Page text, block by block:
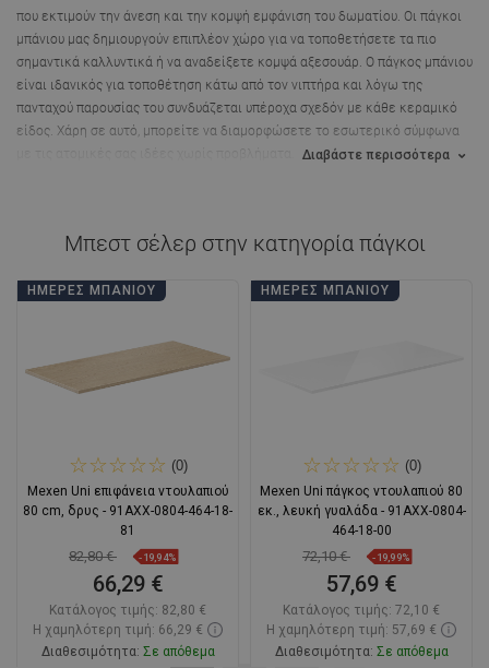
που εκτιμούν την άνεση και την κομψή εμφάνιση του δωματίου. Οι πάγκοι
μπάνιου μας δημιουργούν επιπλέον χώρο για να τοποθετήσετε τα πιο
σημαντικά καλλυντικά ή να αναδείξετε κομψά αξεσουάρ. Ο πάγκος μπάνιου
είναι ιδανικός για τοποθέτηση κάτω από τον νιπτήρα και λόγω της
πανταχού παρουσίας του συνδυάζεται υπέροχα σχεδόν με κάθε κεραμικό
είδος. Χάρη σε αυτό, μπορείτε να διαμορφώσετε το εσωτερικό σύμφωνα
Διαβάστε περισσότερα
Μπεστ σέλερ στην κατηγορία πάγκοι
ΗΜΈΡΕΣ ΜΠΆΝΙΟΥ
(0)
Mexen Uni επιφάνεια ντουλαπιού
80 cm, δρυς - 91AXX-0804-464-18-
81
82,80 € -19,94%
66,29 €
Κατάλογος τιμής: 82,80 €
Η χαμηλότερη τιμή: 66,29 €
Διαθεσιμότητα: Σε απόθεμα
ΗΜΈΡΕΣ ΜΠΆΝΙΟΥ
(0)
Mexen Uni πάγκος ντουλαπιού 80
εκ., λευκή γυαλάδα - 91AXX-0804-
464-18-00
72,10 € -19,99%
57,69 €
Κατάλογος τιμής: 72,10 €
Η χαμηλότερη τιμή: 57,69 €
Διαθεσιμότητα: Σε απόθεμα